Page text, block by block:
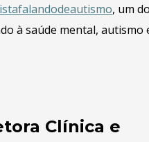
, um
à saúde mental, autismo
Clínica e